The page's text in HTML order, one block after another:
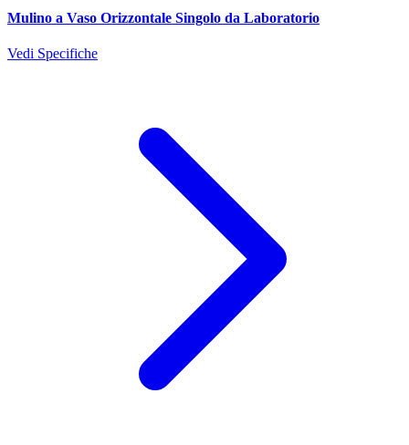
Mulino a Vaso Orizzontale Singolo da Laboratorio
Vedi Specifiche